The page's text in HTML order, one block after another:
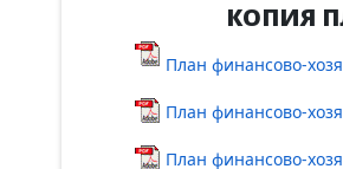
КОПИЯ
План финансово-
План финансово-
План финансово-